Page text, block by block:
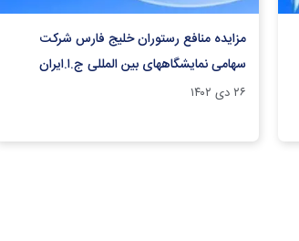
مزایده منافع رستوران خلیج فارس شرکت
سهامی نمایشگاههای بین المللی ج.ا.ایران
۲۶ دی ۱۴۰۲